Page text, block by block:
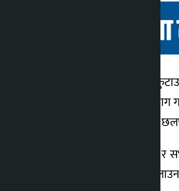
काठमाडौँ । सरकारले दल
दलहरूले विशेष अधिवेशन माग
अध्यादेश ल्याउन लागेकोबारे
बैठकले सरकारसँगै राष्ट्रपति
तत्काल विशेष अधिवेशन